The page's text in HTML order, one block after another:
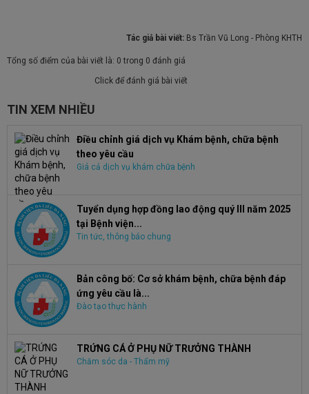
Tác giả bài viết: Bs Trần Vũ Long - Phòng KHTH
Tổng số điểm của bài viết là: 0 trong 0 đánh giá
Click để đánh giá bài viết
TIN XEM NHIỀU
Điều chỉnh giá dịch vụ Khám bệnh, chữa bệnh
theo yêu cầu
Giá cả dịch vụ khám chữa bệnh
Tuyển dụng hợp đồng lao động quý III năm 2025
tại Bệnh viện...
Tin tức, thông báo chung
Bản công bố: Cơ sở khám bệnh, chữa bệnh đáp
ứng yêu cầu là...
Đào tạo thực hành
TRỨNG CÁ Ở PHỤ NỮ TRƯỞNG THÀNH
Chăm sóc da - Thẩm mỹ